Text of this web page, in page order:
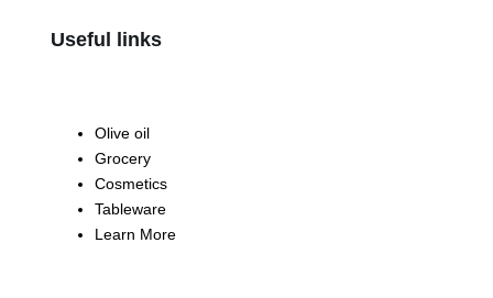
Useful links
Olive oil
Grocery
Cosmetics
Tableware
Learn More